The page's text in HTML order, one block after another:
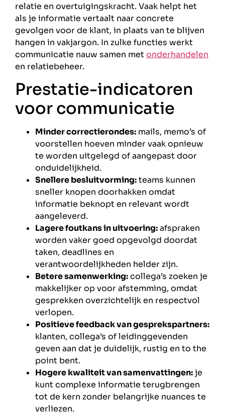
relatie en overtuigingskracht. Vaak helpt het
als je informatie vertaalt naar concrete
gevolgen voor de klant, in plaats van te blijven
hangen in vakjargon. In zulke functies werkt
communicatie nauw samen metonderhandelen
en relatiebeheer.
Prestatie-indicatoren
voor communicatie
Minder correctierondes: mails, memo’s of
voorstellen hoeven minder vaak opnieuw
te worden uitgelegd of aangepast door
onduidelijkheid.
Snellere besluitvorming:teams kunnen
sneller knopen doorhakken omdat
informatie beknopt en relevant wordt
aangeleverd.
Lagere foutkans in uitvoering:afspraken
worden vaker goed opgevolgd doordat
taken, deadlines en
verantwoordelijkheden helder zijn.
Betere samenwerking:collega’s zoeken je
makkelijker op voor afstemming, omdat
gesprekken overzichtelijk en respectvol
verlopen.
Positieve feedback van gesprekspartners:
klanten, collega’s of leidinggevenden
geven aan dat je duidelijk, rustig en to the
point bent.
Hogere kwaliteit van samenvattingen:je
kunt complexe informatie terugbrengen
tot de kern zonder belangrijke nuances te
verliezen.